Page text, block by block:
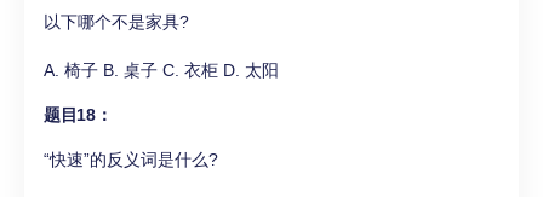
以下哪个不是家具?
A. 椅子 B. 桌子 C. 衣柜 D. 太阳
题目18：
“快速”的反义词是什么?